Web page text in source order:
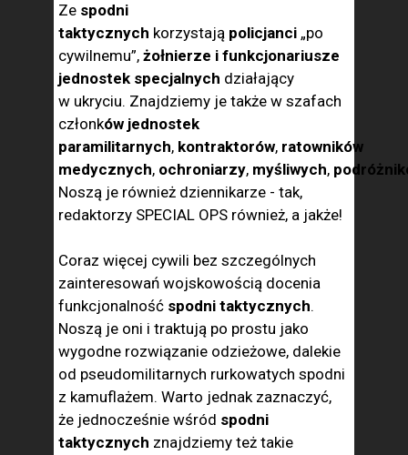
Ze spodni
taktycznych korzystają policjanci „po
cywilnemu”, żołnierze i funkcjonariusze
jednostek specjalnych działający
w ukryciu. Znajdziemy je także w szafach
członków jednostek
paramilitarnych, kontraktorów, ratowników
medycznych, ochroniarzy, myśliwych,
Noszą je również dziennikarze - tak,
redaktorzy SPECIAL OPS również, a jakże!
Coraz więcej cywili bez szczególnych
zainteresowań wojskowością docenia
funkcjonalność spodni taktycznych.
Noszą je oni i traktują po prostu jako
wygodne rozwiązanie odzieżowe, dalekie
od pseudomilitarnych rurkowatych spodni
z kamuflażem. Warto jednak zaznaczyć,
że jednocześnie wśród spodni
taktycznych znajdziemy też takie